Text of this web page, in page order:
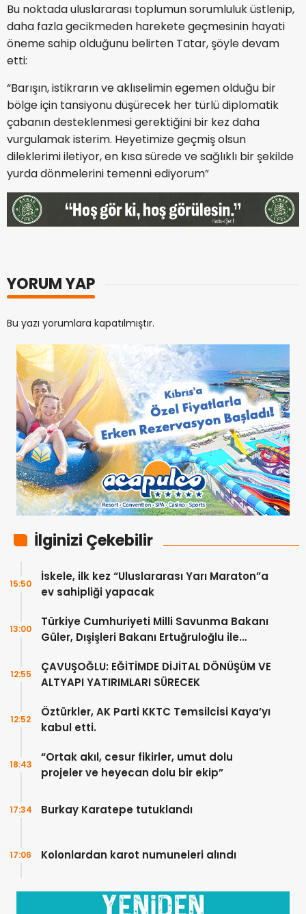
Bu noktada uluslararası toplumun sorumluluk üstlenip,
daha fazla gecikmeden harekete geçmesinin hayati
öneme sahip olduğunu belirten Tatar, şöyle devam
etti:
“Barışın, istikrarın ve aklıselimin egemen olduğu bir
bölge için tansiyonu düşürecek her türlü diplomatik
çabanın desteklenmesi gerektiğini bir kez daha
vurgulamak isterim. Heyetimize geçmiş olsun
dileklerimi iletiyor, en kısa sürede ve sağlıklı bir şekilde
yurda dönmelerini temenni ediyorum”
YORUM YAP
Bu yazı yorumlara kapatılmıştır.
İlginizi Çekebilir
İskele, ilk kez “Uluslararası Yarı Maraton”a
ev sahipliği yapacak
15:50
Türkiye Cumhuriyeti Milli Savunma Bakanı
Güler, Dışişleri Bakanı Ertuğruloğlu ile
13:00
ÇAVUŞOĞLU: EĞİTİMDE DİJİTAL DÖNÜŞÜM VE
ALTYAPI YATIRIMLARI SÜRECEK
12:55
Öztürkler, AK Parti KKTC Temsilcisi Kaya’yı
kabul etti.
12:52
“Ortak akıl, cesur fikirler, umut dolu
projeler ve heyecan dolu bir ekip”
18:43
Burkay Karatepe tutuklandı
17:34
Kolonlardan karot numuneleri alındı
17:06